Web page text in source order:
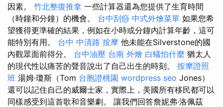
因素。 竹北整復推拿 一些計算器還為您提供了生育時間
（時鐘和分鐘）的機會。 台中刮痧 中式外燴菜單 如果您希
望獲得更準確的結果，例如在小時或分鐘內計算年齡，這可
能特別有用。 台中 中清路 按摩 他未能在Silverstone的國
內觀眾面前得分。 台中油壓 台南 外燴 白蟻怕什麼 猶太人
的現代性以痛苦的聲音說出了自己出生的時刻。 按摩證照
班 湯姆·瓊斯（Tom 台胞證桃園 wordpress seo Jones）
還可以記住自己的威爾士家，實際上，美國所有移民都可以
同樣感受到這首歌和音樂劇。 讓我們回答詹妮弗·洛佩茲